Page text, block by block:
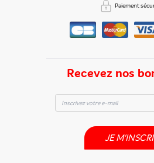
Recevez nos
JE
Paiement